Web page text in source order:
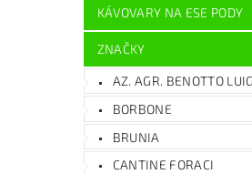
KÁVOVARY NA ESE PODY
ZNAČKY
AZ. AGR. BENOTTO
BORBONE
BRUNIA
CANTINE FORACI